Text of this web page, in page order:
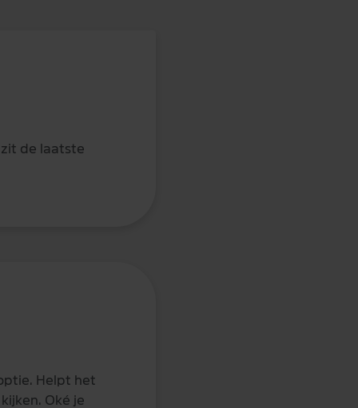
de laatste
Helpt het
Oké je